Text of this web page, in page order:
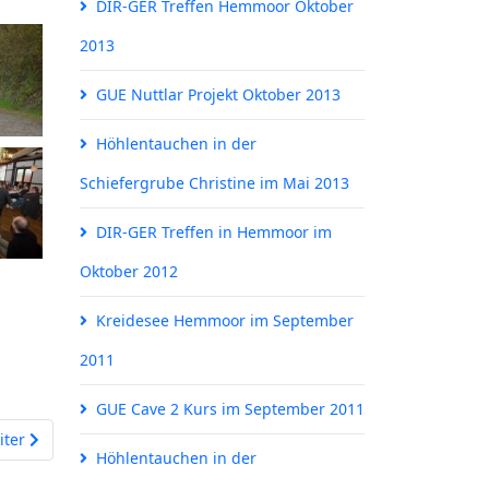
Beitrag: Kreidesee Hemmoor im September 2011
DIR-GER Treffen Hemmoor Oktober
2013
GUE Nuttlar Projekt Oktober 2013
Höhlentauchen in der
Schiefergrube Christine im Mai 2013
DIR-GER Treffen in Hemmoor im
Oktober 2012
Kreidesee Hemmoor im September
2011
GUE Cave 2 Kurs im September 2011
Höhlentauchen in der